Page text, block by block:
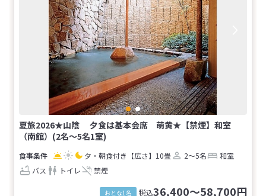
夏旅2026★山陰 夕食は基本会席 萌黄★【禁煙】和室
（南館）(2名～5名1室)
夕・朝食付き 【広さ】10畳 2～5名
和室
バス
トイレ 禁煙
おとな1名 税込36,400～58,700円